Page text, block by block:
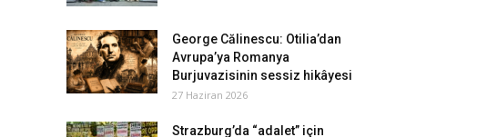
George Călinescu: Otilia’dan
Avrupa’ya Romanya
Burjuvazisinin sessiz hikâyesi
27 Haziran 2026
Strazburg’da “adalet” için